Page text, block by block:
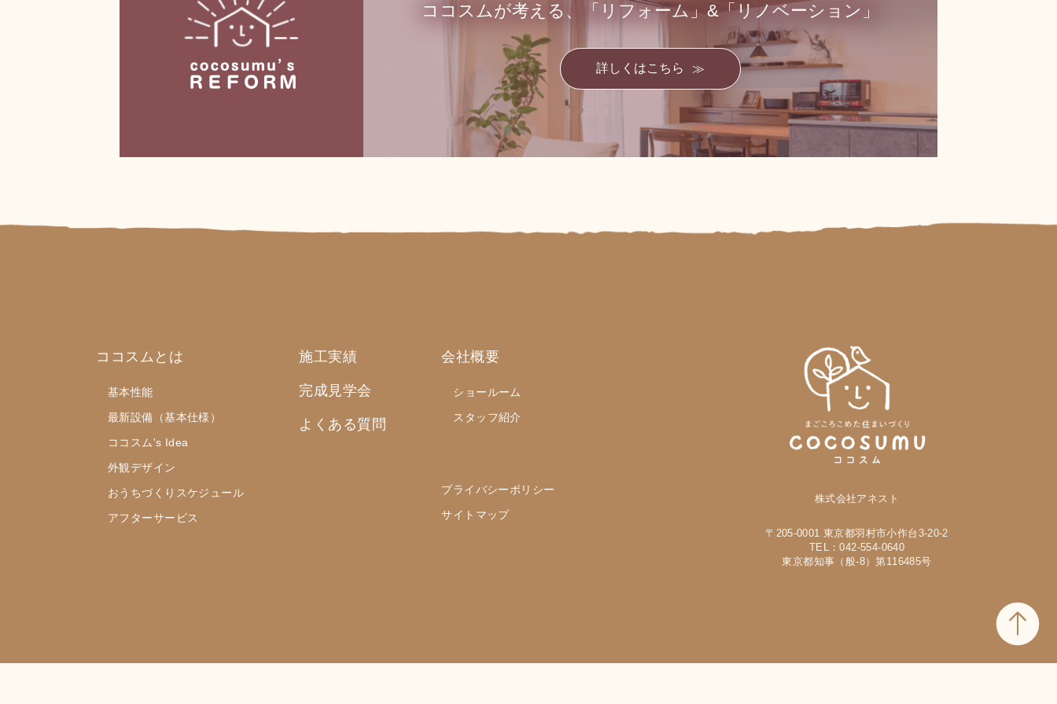
ココスムが考える、 「リフォーム」&「リノベーション」
詳しくはこちら
ココスムとは
基本性能
最新設備（基本仕様）
ココスム's Idea
外観デザイン
おうちづくりスケジュール
アフターサービス
施工実績
完成見学会
よくある質問
会社概要
ショールーム
スタッフ紹介
プライバシーポリシー
サイトマップ
株式会社アネスト
〒205-0001 東京都羽村市小作台3-20-2
TEL：042-554-0640
東京都知事（般-8）第116485号